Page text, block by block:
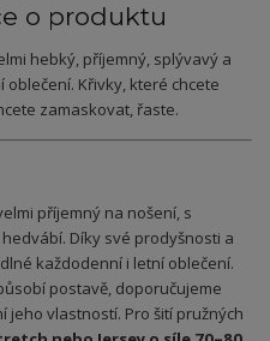
o produktu
hebký, příjemný, splývavý a
oblečení. Křivky, které chcete
zamaskovat, řaste.
příjemný na nošení, s
Díky své prodyšnosti a
každodenní i letní oblečení.
postavě, doporučujeme
vlastností. Pro šití pružných